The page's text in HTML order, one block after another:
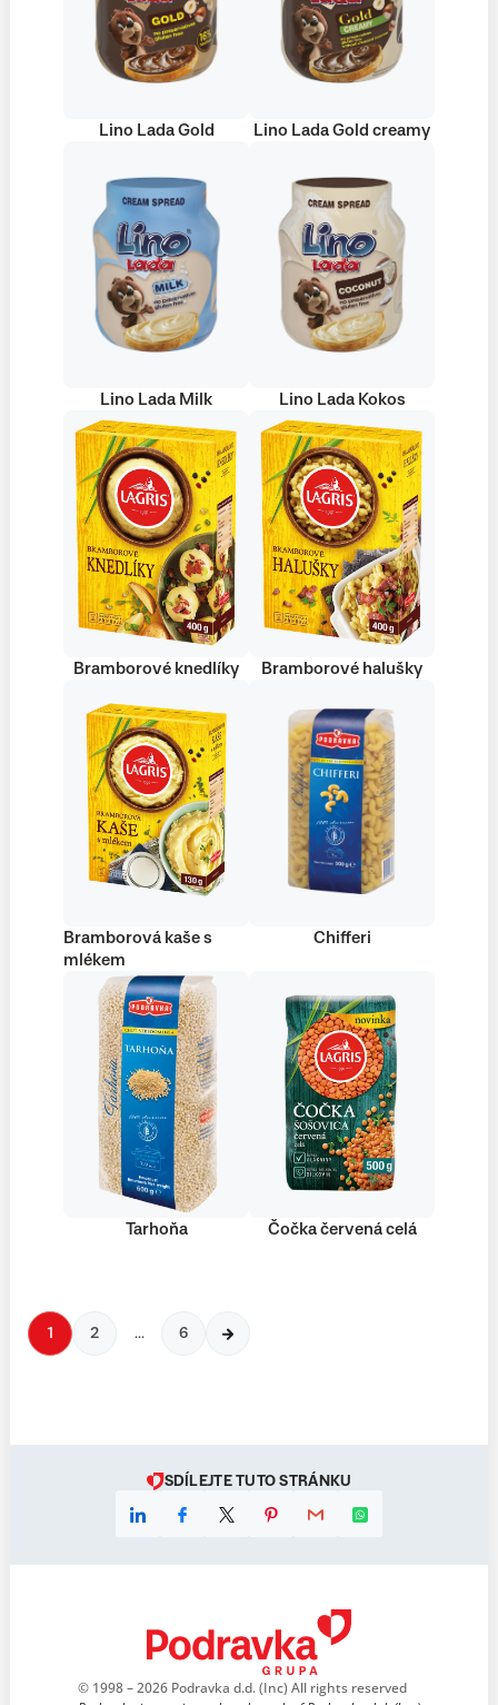
Lino Lada Gold Lino Lada Gold creamy
Lino Lada Milk Lino Lada Kokos
Bramborové knedlíky Bramborové halušky
Bramborová kaše s
mlékem
Chifferi
Tarhoňa Čočka červená celá
1 2 … 6
SDÍLEJTE TUTO STRÁNKU
© 1998 – 2026 Podravka d.d. (Inc) All rights reserved